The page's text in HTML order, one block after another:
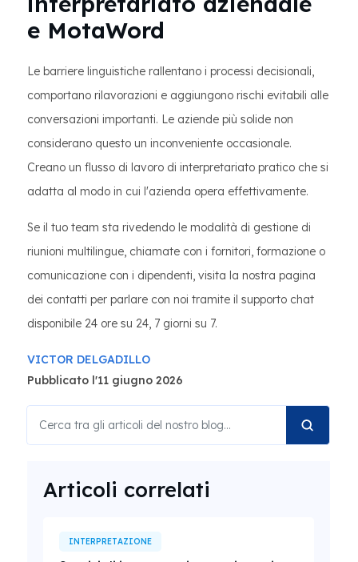
e MotaWord
Le barriere linguistiche rallentano i processi decisionali,
comportano rilavorazioni e aggiungono rischi evitabili alle
conversazioni importanti. Le aziende più solide non
considerano questo un inconveniente occasionale.
Creano un flusso di lavoro di interpretariato pratico che si
adatta al modo in cui l'azienda opera effettivamente.
Se il tuo team sta rivedendo le modalità di gestione di
riunioni multilingue, chiamate con i fornitori, formazione o
comunicazione con i dipendenti, visita la nostra pagina
dei contatti per parlare con noi tramite il supporto chat
disponibile 24 ore su 24, 7 giorni su 7.
VICTOR DELGADILLO
Pubblicato l'11 giugno 2026
Articoli correlati
INTERPRETAZIONE